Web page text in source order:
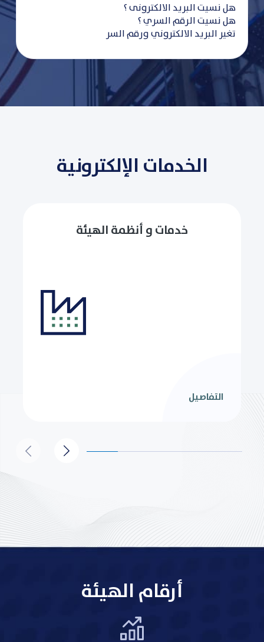
هل نسيت البريد الالكترونى ؟
هل نسيت الرقم السري ؟
تغير البريد الالكتروني ورقم السر
الخدمات الإلكترونية
خدمات و أنظمة الهيئة
التفاصيل
أرقام الهيئة